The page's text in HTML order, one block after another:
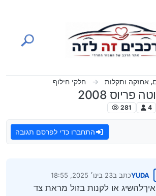
אחזקה ותקלות חלקי חילוף
2008
4
281
התחברו כדי לפרסם תגובה
YUDAכתב ב23 בינו׳ 2025, 18:55
נערך לאחרונה על ידי
איךלהשיג או לקנות בזול מראת צד